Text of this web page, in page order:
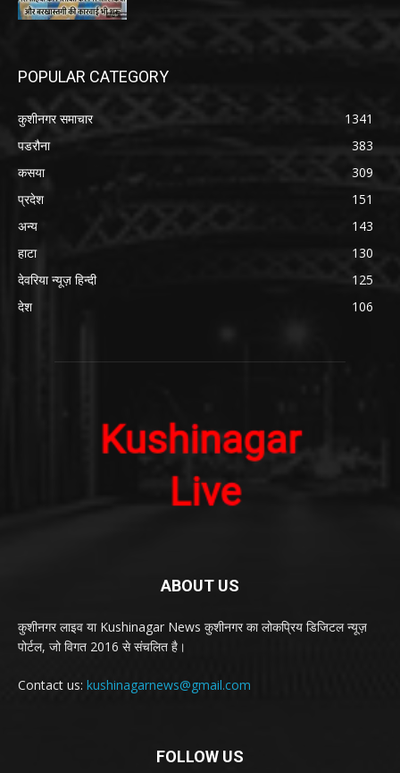
POPULAR CATEGORY
कुशीनगर समाचार
1341
पडरौना
383
कसया
309
प्रदेश
151
अन्य
143
हाटा
130
देवरिया न्यूज़ हिन्दी
125
देश
106
ABOUT US
कुशीनगर लाइव या Kushinagar News कुशीनगर का लोकप्रिय डिजिटल न्यूज़
पोर्टल, जो विगत 2016 से संचलित है।
Contact us: kushinagarnews@gmail.com
FOLLOW US